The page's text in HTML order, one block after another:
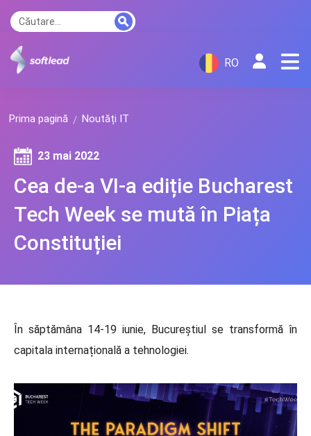
RO
Prima pagină Noutăți IT
Cea de-a VI-a ediție Bucharest
Tech Week se mută în Piața
Constituției
23 mai 2022
În săptămâna 14-19 iunie, Bucureștiul se transformă în
capitala internațională a tehnologiei.